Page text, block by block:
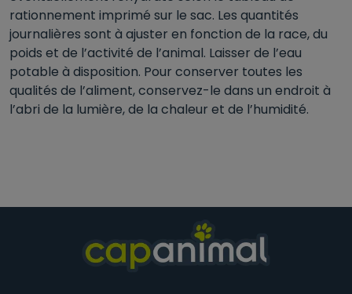
rationnement imprimé sur le sac. Les quantités
journalières sont à ajuster en fonction de la race, du
poids et de l’activité de l’animal. Laisser de l’eau
potable à disposition. Pour conserver toutes les
qualités de l’aliment, conservez-le dans un endroit à
l’abri de la lumière, de la chaleur et de l’humidité.